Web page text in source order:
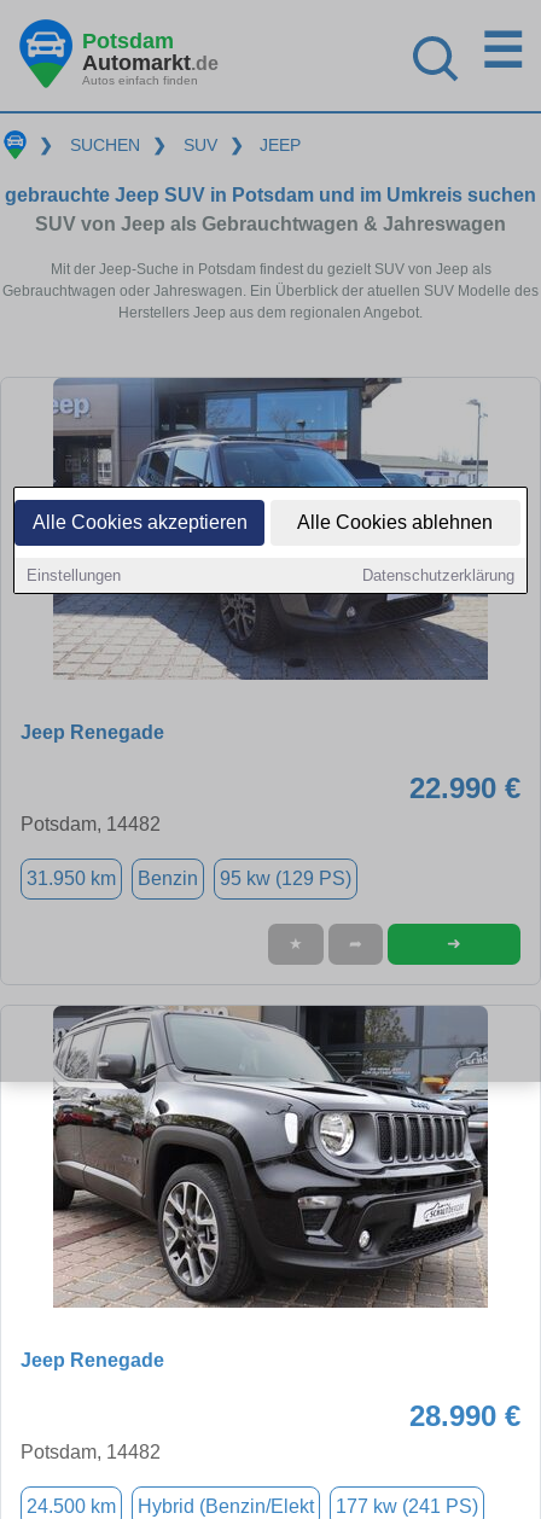
Alle Cookies akzeptieren Alle Cookies ablehnen
Einstellungen Datenschutzerklärung
Potsdam
Automarkt.de
Autos einfach finden
☰
❯ SUCHEN ❯ SUV ❯ JEEP
gebrauchte Jeep SUV in Potsdam und im Umkreis suchen
SUV von Jeep als Gebrauchtwagen & Jahreswagen
Mit der Jeep-Suche in Potsdam findest du gezielt SUV von Jeep als
Gebrauchtwagen oder Jahreswagen. Ein Überblick der atuellen SUV Modelle des
Herstellers Jeep aus dem regionalen Angebot.
Jeep Renegade
22.990 €
Potsdam, 14482
31.950 km Benzin 95 kw (129 PS)
★ ➦ ➜
Jeep Renegade
28.990 €
Potsdam, 14482
24.500 km Hybrid (Benzin/Elekt 177 kw (241 PS)